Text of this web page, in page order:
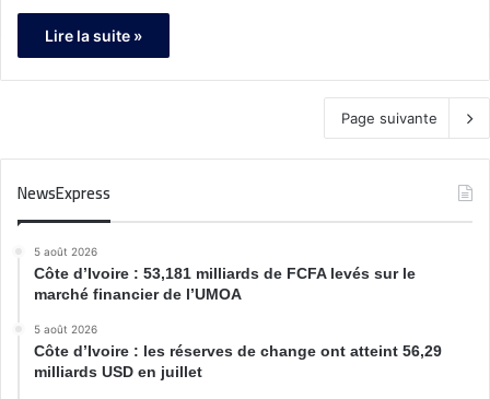
Lire la suite »
Page suivante
NewsExpress
5 août 2026
Côte d’Ivoire : 53,181 milliards de FCFA levés sur le
marché financier de l’UMOA
5 août 2026
Côte d’Ivoire : les réserves de change ont atteint 56,29
milliards USD en juillet